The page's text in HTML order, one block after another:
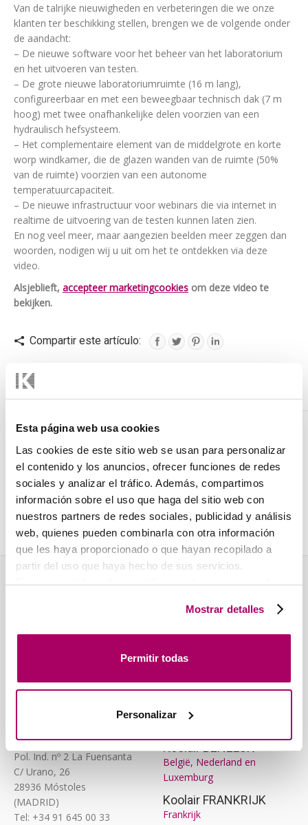
Esta página web usa cookies
Las cookies de este sitio web se usan para personalizar
el contenido y los anuncios, ofrecer funciones de redes
sociales y analizar el tráfico. Además, compartimos
información sobre el uso que haga del sitio web con
nuestros partners de redes sociales, publicidad y análisis
web, quienes pueden combinarla con otra información
que les haya proporcionado o que hayan recopilado a
partir del uso que haya hecho de sus servicios.
En este sentido podemos utilizar cookies propias y de
garantiza un nivel adecuado de protección de datos) para
registrar tus preferencias, analizar tu uso de la web y
tu navegación. Para más más información consulta
nuestraPolítica de Cookies.
Mostrar detalles
Permitir todas
Personalizar
Van de talrijke nieuwigheden en verbeteringen die we onze
klanten ter beschikking stellen, brengen we de volgende onder
de aandacht:
– De nieuwe software voor het beheer van het laboratorium
en het uitvoeren van testen.
– De grote nieuwe laboratoriumruimte (16 m lang),
configureerbaar en met een beweegbaar technisch dak (7 m
hoog) met twee onafhankelijke delen voorzien van een
hydraulisch hefsysteem.
– Het complementaire element van de middelgrote en korte
worp windkamer, die de glazen wanden van de ruimte (50%
van de ruimte) voorzien van een autonome
temperatuurcapaciteit.
– De nieuwe infrastructuur voor webinars die via internet in
realtime de uitvoering van de testen kunnen laten zien.
En nog veel meer, maar aangezien beelden meer zeggen dan
woorden, nodigen wij u uit om het te ontdekken via deze
video.
Alsjeblieft, accepteer marketingcookies om deze video te
bekijken.
Compartir este artículo:
DF-47-NARROW-LT – Evolutie in ontwerp
14 augustus, 2024
Fabriek – Nieuwe automatische lijn voor de
productie van brandkleppen
28 augustus, 2023
Pol. Ind. nº 2 La Fuensanta
C/ Urano, 26
28936 Móstoles
(MADRID)
Tel: +34 91 645 00 33
AGENTSCHAPPEN
Europa
Duitsland
Koolair PT
Koolair BENELUX
België, Nederland en
Luxemburg
Koolair FRANKRIJK
Frankrijk